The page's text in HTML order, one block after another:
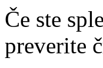
Če ste
preverite